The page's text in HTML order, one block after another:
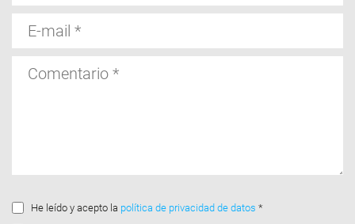
apellidos
mail
He leído y acepto la política de privacidad de datos *